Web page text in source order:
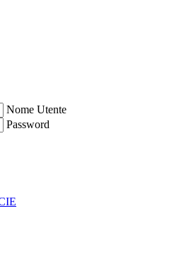
Nome Utente
Password